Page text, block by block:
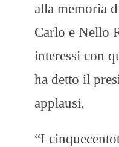
alla memoria
Carlo e Nello
interessi con
ha detto il
applausi.
“I